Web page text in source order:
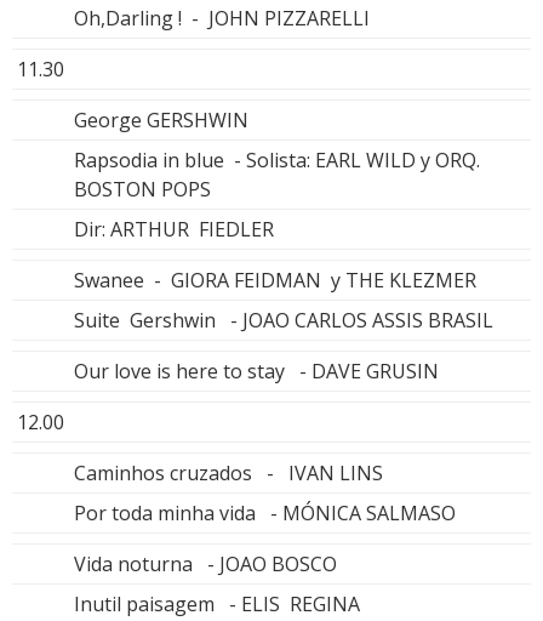
Oh,Darling ! - JOHN PIZZARELLI
11.30
George GERSHWIN
Rapsodia in blue - Solista: EARL WILD y ORQ.
BOSTON POPS
Dir: ARTHUR FIEDLER
Swanee - GIORA FEIDMAN y THE KLEZMER
Suite Gershwin - JOAO CARLOS ASSIS BRASIL
Our love is here to stay - DAVE GRUSIN
12.00
Caminhos cruzados - IVAN LINS
Por toda minha vida - MÓNICA SALMASO
Vida noturna - JOAO BOSCO
Inutil paisagem - ELIS REGINA